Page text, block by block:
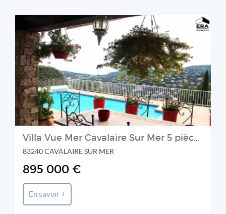
AZUR IMMO (ERA)
Villa Vue Mer Cavalaire Sur Mer 5 pièce(s) 139 m2
83240 CAVALAIRE SUR MER
895 000 €
En savoir +